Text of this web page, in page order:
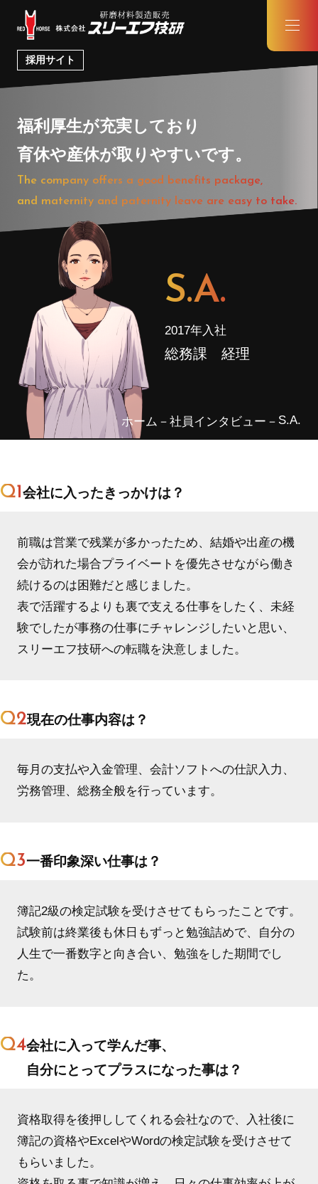
採用サイト
福利厚生が充実しており
育休や産休が取りやすいです。
The company offers a good benefits package,
and maternity and paternity leave are easy to take.
S.A.
2017年入社
総務課 経理
ホーム 社員インタビュー S.A.
Q1会社に入ったきっかけは？
前職は営業で残業が多かったため、結婚や出産の機
会が訪れた場合プライベートを優先させながら働き
続けるのは困難だと感じました。
表で活躍するよりも裏で支える仕事をしたく、未経
験でしたが事務の仕事にチャレンジしたいと思い、
スリーエフ技研への転職を決意しました。
Q2現在の仕事内容は？
毎月の支払や入金管理、会計ソフトへの仕訳入力、
労務管理、総務全般を行っています。
Q3一番印象深い仕事は？
簿記2級の検定試験を受けさせてもらったことです。
試験前は終業後も休日もずっと勉強詰めで、自分の
人生で一番数字と向き合い、勉強をした期間でし
た。
Q4会社に入って学んだ事、
自分にとってプラスになった事は？
資格取得を後押ししてくれる会社なので、入社後に
簿記の資格やExcelやWordの検定試験を受けさせて
もらいました。